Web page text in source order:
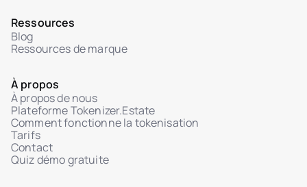
Ressources
Blog
Ressources de marque
À propos
À propos de nous
Plateforme Tokenizer.Estate
Comment fonctionne la tokenisation
Tarifs
Contact
Quiz démo gratuite